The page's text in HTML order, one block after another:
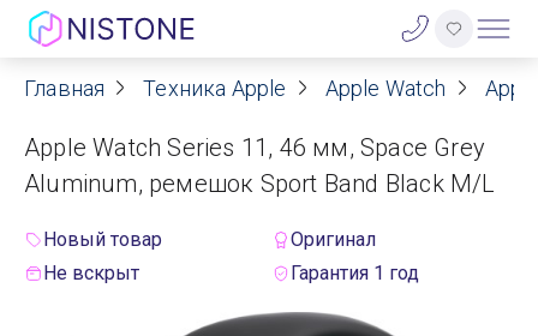
Акции
О нас
Договор оферты
Главная Техника Apple Apple Watch
Apple Watch Series 11, 46 мм, Space Grey
Aluminum, ремешок Sport Band Black M/L
Новый товар
Оригинал
Не вскрыт
Гарантия 1 год